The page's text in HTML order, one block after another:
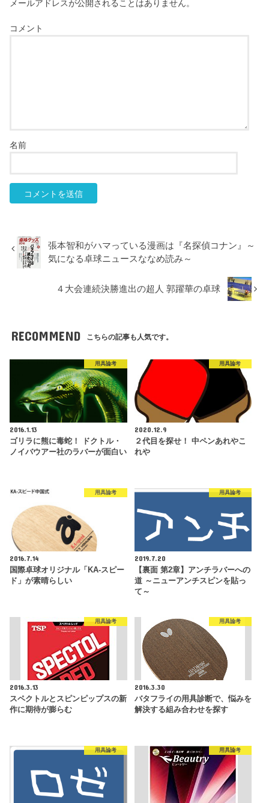
メールアドレスが公開されることはありません。
コメント
名前
張本智和がハマっている漫画は『名探偵コナン』～
気になる卓球ニュースななめ読み～
４大会連続決勝進出の超人 郭躍華の卓球
RECOMMEND こちらの記事も人気です。
用具論考
2016.1.13
ゴリラに熊に毒蛇！ ドクトル・
ノイバウアー社のラバーが面白い
用具論考
2020.12.9
２代目を探せ！ 中ペンあれやこ
れや
用具論考
2016.7.14
国際卓球オリジナル「KA-スピー
ド」が素晴らしい
用具論考
2019.7.20
【裏面 第2章】アンチラバーへの
道 ～ニューアンチスピンを貼っ
て～
用具論考
2016.3.13
スペクトルとスピンピップスの新
作に期待が膨らむ
用具論考
2016.3.30
バタフライの用具診断で、悩みを
解決する組み合わせを探す
用具論考 用具論考